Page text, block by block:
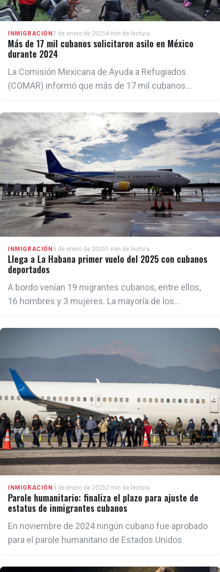
INMIGRACIÓN 7 de enero de 20254 min de lectura
Más de 17 mil cubanos solicitaron asilo en México
durante 2024
La Comisión Mexicana de Ayuda a Refugiados
(COMAR) informó que más de 17 mil cubanos
INMIGRACIÓN 5 de enero de 20251 min de lectura
Llega a La Habana primer vuelo del 2025 con cubanos
deportados
A bordo venían 19 migrantes cubanos, entre ellos,
16 hombres y 3 mujeres. La mayoría de los
Ciego de Ávila
INMIGRACIÓN 3 de enero de 20252 min de lectura
Parole humanitario: finaliza el plazo para ajuste de
estatus de inmigrantes cubanos
En noviembre de 2024 ningún cubano fue aprobado
para el parole humanitario de Estados Unidos